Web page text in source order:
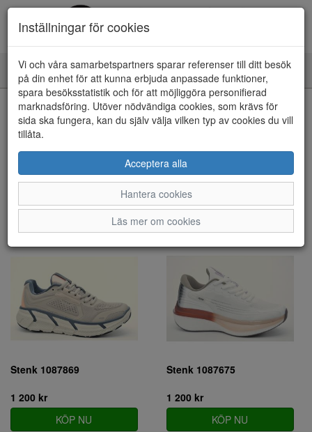
Toggle
navigation
Visa filter
Stenk (2 artiklar)
Sortera efter:
Stenk 1087869
1 200 kr
KÖP NU
Stenk 1087675
1 200 kr
KÖP NU
Inställningar för cookies
Vi och våra samarbetspartners sparar referenser till ditt besök
på din enhet för att kunna erbjuda anpassade funktioner,
spara besöksstatistik och för att möjliggöra personifierad
marknadsföring. Utöver nödvändiga cookies, som krävs för
sida ska fungera, kan du själv välja vilken typ av cookies du vill
tillåta.
Acceptera alla
Hantera cookies
Läs mer om cookies